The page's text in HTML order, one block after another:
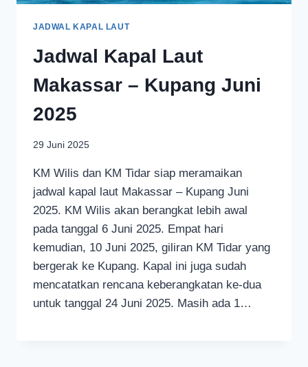
JADWAL KAPAL LAUT
Jadwal Kapal Laut
Makassar – Kupang Juni
2025
29 Juni 2025
KM Wilis dan KM Tidar siap meramaikan
jadwal kapal laut Makassar – Kupang Juni
2025. KM Wilis akan berangkat lebih awal
pada tanggal 6 Juni 2025. Empat hari
kemudian, 10 Juni 2025, giliran KM Tidar yang
bergerak ke Kupang. Kapal ini juga sudah
mencatatkan rencana keberangkatan ke-dua
untuk tanggal 24 Juni 2025. Masih ada 1…